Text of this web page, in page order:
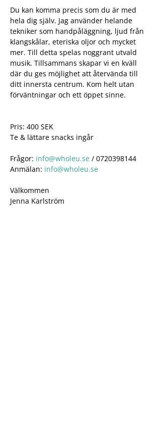
Du kan komma precis som du är med
hela dig själv. Jag använder helande
tekniker som handpåläggning, ljud från
klangskålar, eteriska oljor och mycket
mer. Till detta spelas noggrant utvald
musik. Tillsammans skapar vi en kväll
där du ges möjlighet att återvända till
ditt innersta centrum. Kom helt utan
förväntningar och ett öppet sinne.
Pris: 400 SEK
Te & lättare snacks ingår
Frågor: info@wholeu.se / 0720398144
Anmälan: info@wholeu.se
Välkommen
Jenna Karlström